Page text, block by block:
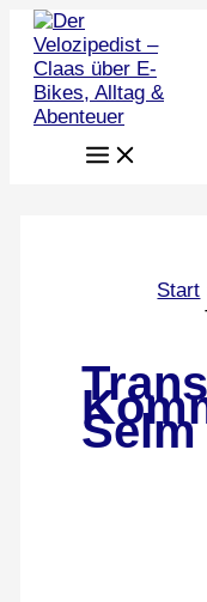
Zum
Inhalt
springen
Start
Selm